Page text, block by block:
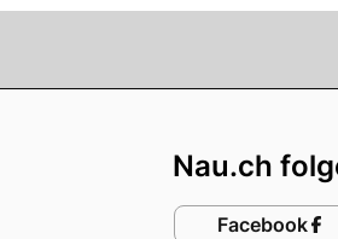
Nau.ch
Facebook